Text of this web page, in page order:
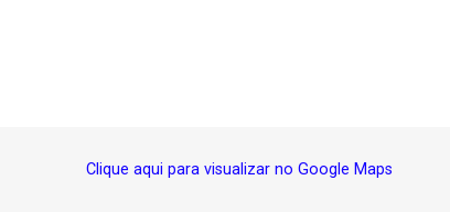
Clique aqui para visualizar no Google Maps